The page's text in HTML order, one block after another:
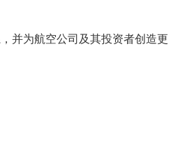
并为航空公司及其投资者创造更